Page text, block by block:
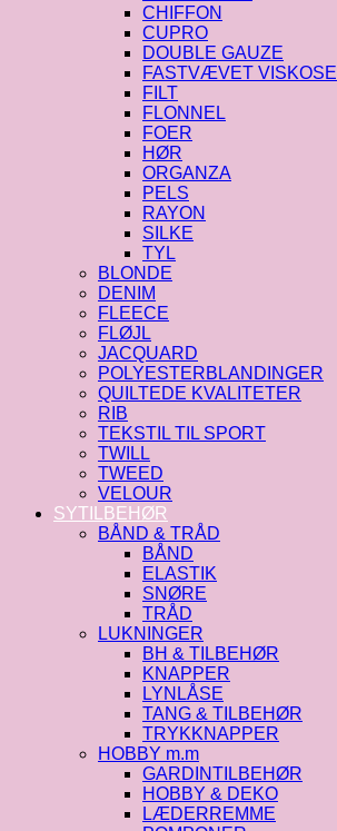
CHIFFON
CUPRO
DOUBLE GAUZE
FASTVÆVET VISKOSE
FILT
FLONNEL
FOER
HØR
ORGANZA
PELS
RAYON
SILKE
TYL
BLONDE
DENIM
FLEECE
FLØJL
JACQUARD
POLYESTERBLANDINGER
QUILTEDE KVALITETER
RIB
TEKSTIL TIL SPORT
TWILL
TWEED
VELOUR
SYTILBEHØR
BÅND & TRÅD
BÅND
ELASTIK
SNØRE
TRÅD
LUKNINGER
BH & TILBEHØR
KNAPPER
LYNLÅSE
TANG & TILBEHØR
TRYKKNAPPER
HOBBY m.m
GARDINTILBEHØR
HOBBY & DEKO
LÆDERREMME